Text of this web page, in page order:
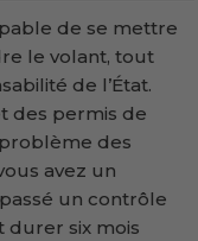
de se mettre
le volant, tout
de l’État.
des permis de
des
avez un
un contrôle
durer six mois